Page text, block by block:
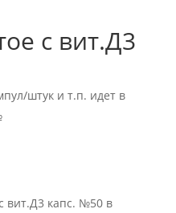
с вит.Д3
штук и т.п. идет в
вит.Д3 капс. №50 в